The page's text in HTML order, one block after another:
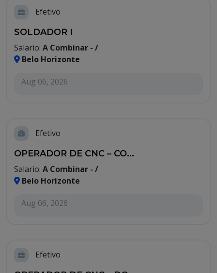
Efetivo
SOLDADOR I
Salario: A Combinar - /
Belo Horizonte
Aug 06, 2026
Efetivo
OPERADOR DE CNC – CO...
Salario: A Combinar - /
Belo Horizonte
Aug 06, 2026
Efetivo